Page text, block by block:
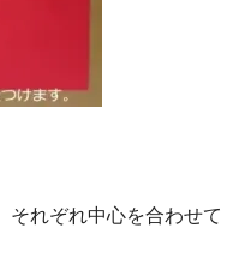
それぞれ中心を合わせて